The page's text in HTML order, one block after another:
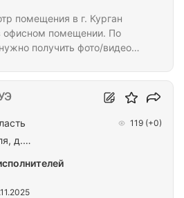
помещения в г. Курган
офисном помещении. По
получить фото/видео
акт-наряд о
на взятие по ТО ПС,
ПС.
119 (+0)
д.…